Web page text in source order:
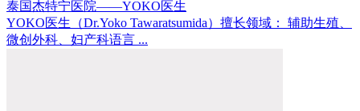
泰国杰特宁医院——YOKO医生
YOKO医生（Dr.Yoko Tawaratsumida）擅长领域： 辅助生殖、
微创外科、妇产科语言 ...